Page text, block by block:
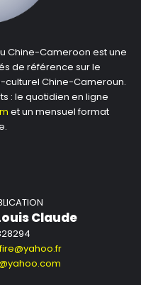
Chine-Cameroon est une
de référence sur le
Chine-Cameroun.
: le quotidien en ligne
et un mensuel format
Claude